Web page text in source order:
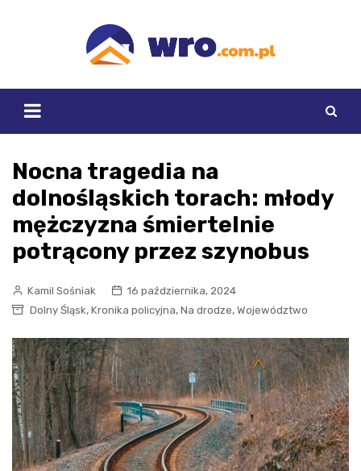
Nocna tragedia na
dolnośląskich torach: młody
mężczyzna śmiertelnie
potrącony przez szynobus
Kamil Sośniak
16 października, 2024
Dolny Śląsk, Kronika policyjna, Na drodze, Województwo